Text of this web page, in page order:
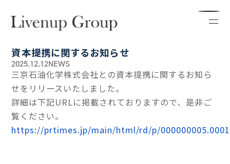
資本提携に関するお知らせ
2025.12.12NEWS
三京石油化学株式会社との資本提携に関するお知ら
せをリリースいたしました。
詳細は下記URLに掲載されておりますので、是非ご
覧ください。
https://prtimes.jp/main/html/rd/p/